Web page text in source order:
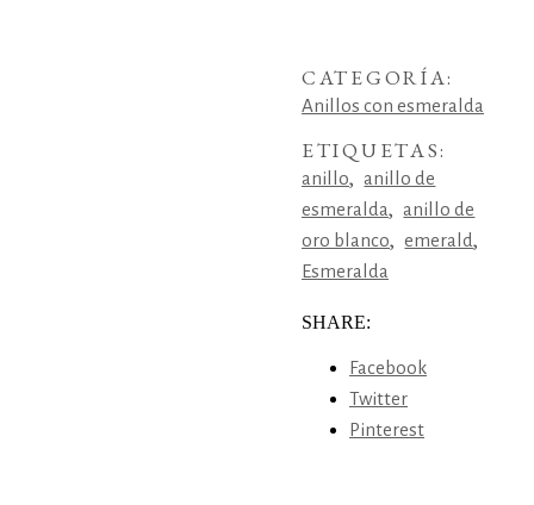
CATEGORÍA:
Anillos con esmeralda
ETIQUETAS:
anillo, anillo de
esmeralda, anillo de
oro blanco,emerald,
Esmeralda
SHARE:
Facebook
Twitter
Pinterest